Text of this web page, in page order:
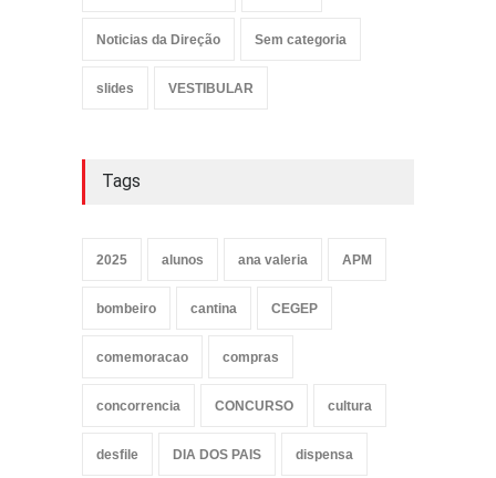
Noticias da Direção Sem categoria
slides VESTIBULAR
Tags
2025 alunos ana valeria APM
bombeiro cantina CEGEP
comemoracao compras
concorrencia CONCURSO cultura
desfile DIA DOS PAIS dispensa